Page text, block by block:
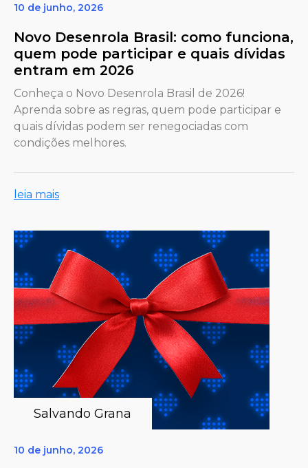
10 de junho, 2026
Novo Desenrola Brasil: como funciona,
quem pode participar e quais dívidas
entram em 2026
Conheça o Novo Desenrola Brasil de 2026!
Aprenda sobre as regras, quem pode participar e
quais dívidas podem ser renegociadas com
condições melhores.
leia mais
Salvando Grana
10 de junho, 2026